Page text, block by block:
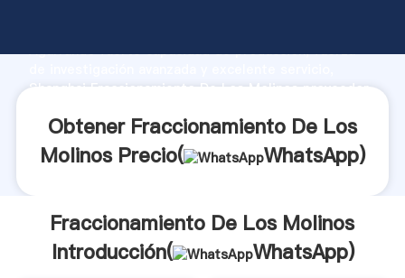
Agarrando fuerte capacidad de producción, fuerza
Shanghai Fraccionamiento De Los Molinos proveedor
Obtener Fraccionamiento De Los
Molinos Precio(
WhatsApp)
Fraccionamiento De Los Molinos
Introducción(
WhatsApp)